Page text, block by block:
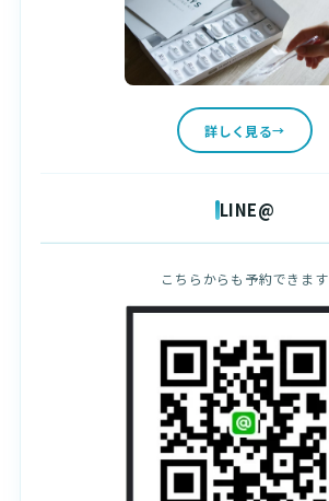
詳しく見る
LINE@
こちらからも予約できます